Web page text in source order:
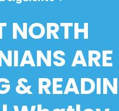
NORTH
ARE
&